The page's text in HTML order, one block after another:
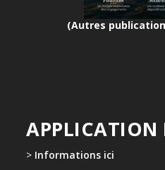
(Autres
APPLICATION
> Informations ici